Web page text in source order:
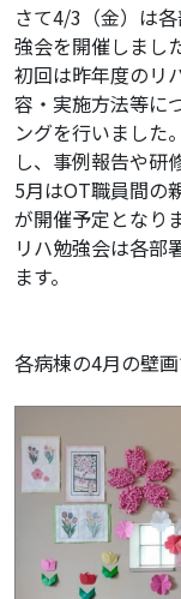
さて4/3（金）は
強会を開催しまし
初回は昨年度のリ
容・実施方法等に
ングを行いました
し、事例報告や研
5月はOT職員間の
が開催予定となり
リハ勉強会は各部
ます。
各病棟の4月の壁